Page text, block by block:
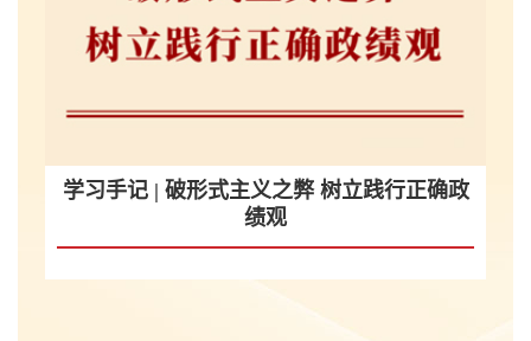
学习手记 | 破形式主义之弊 树立践行正确政
绩观